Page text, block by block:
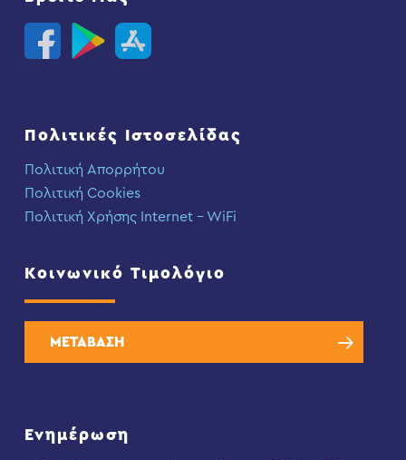
Πολιτικές Ιστοσελίδας
Πολιτική Απορρήτου
Πολιτική Cookies
Πολιτική Χρήσης Internet – WiFi
Κοινωνικό Τιμολόγιο
ΜΕΤΑΒΑΣΗ
Ενημέρωση